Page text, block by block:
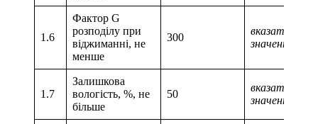
1.6
Фактор G
розподілу при
віджиманні, не
менше
300
вказати
значення
1.7
Залишкова
вологість, %, не
більше
50
вказати
значення